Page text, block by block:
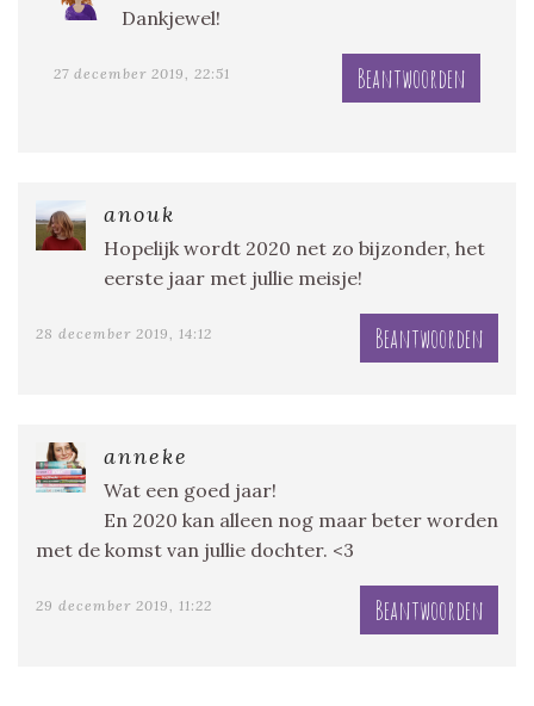
Dankjewel!
27 december 2019, 22:51 Beantwoorden
anouk
Hopelijk wordt 2020 net zo bijzonder, het
eerste jaar met jullie meisje!
28 december 2019, 14:12 Beantwoorden
anneke
Wat een goed jaar!
En 2020 kan alleen nog maar beter worden
met de komst van jullie dochter. <3
29 december 2019, 11:22 Beantwoorden